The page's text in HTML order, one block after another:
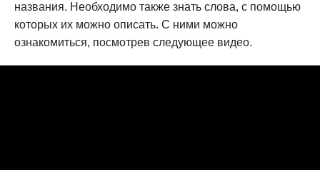
названия. Необходимо также знать слова, с помощью
которых их можно описать. С ними можно
ознакомиться, посмотрев следующее видео.